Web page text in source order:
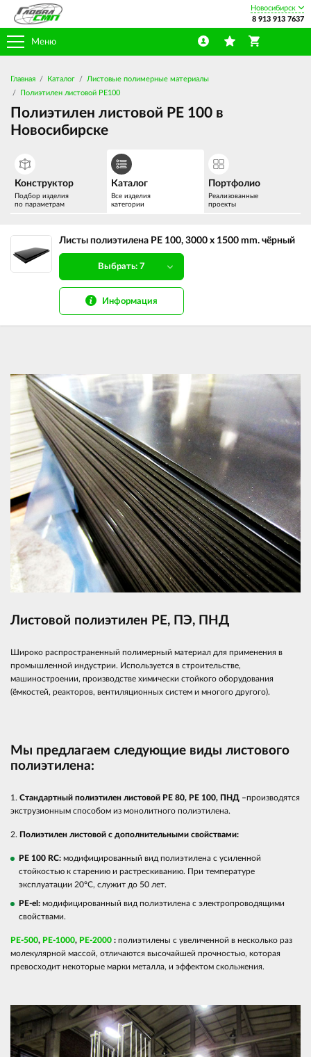
Меню
Новосибирск
8 913 913 7637
Главная Каталог
Листовые полимерные материалы
Полиэтилен листовой PE100
Полиэтилен листовой PE 100 в
Новосибирске
Конструктор
Подбор изделия
по параметрам
Каталог
Все изделия
категории
Портфолио
Реализованные
проекты
Листы полиэтилена PE 100, 3000 х 1500 mm. чёрный
Выбрать: 7
Информация
Листовой полиэтилен PE, ПЭ, ПНД
Широко распространенный полимерный материал для применения в
промышленной индустрии. Используется в строительстве,
машиностроении, производстве химически стойкого оборудования
(ёмкостей, реакторов, вентиляционных систем и многого другого).
Мы предлагаем следующие виды листового
полиэтилена:
1. Стандартный полиэтилен листовой PE 80, PE 100, ПНД –производятся
экструзионным способом из монолитного полиэтилена.
2. Полиэтилен листовой с дополнительными свойствами:
PE 100 RC: модифицированный вид полиэтилена с усиленной
стойкостью к старению и растрескиванию. При температуре
эксплуатации 20°С, служит до 50 лет.
PE-el: модифицированный вид полиэтилена с электропроводящими
свойствами.
PE-500, PE-1000, PE-2000 : полиэтилены с увеличенной в несколько раз
молекулярной массой, отличаются высочайшей прочностью, которая
превосходит некоторые марки металла, и эффектом скольжения.